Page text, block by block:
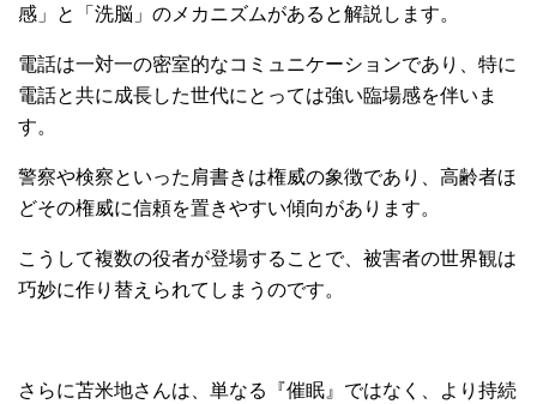
感」と「洗脳」のメカニズムがあると解説します。
電話は一対一の密室的なコミュニケーションであり、特に
電話と共に成長した世代にとっては強い臨場感を伴いま
す。
警察や検察といった肩書きは権威の象徴であり、高齢者ほ
どその権威に信頼を置きやすい傾向があります。
こうして複数の役者が登場することで、被害者の世界観は
巧妙に作り替えられてしまうのです。
さらに苫米地さんは、単なる『催眠』ではなく、より持続